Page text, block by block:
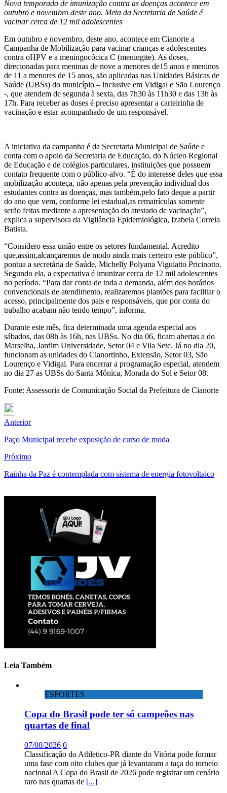
Nova temporada de imunização contra as doenças acontece em
outubro e novembro deste ano. Meta da Secretaria de Saúde é
vacinar cerca de 12 mil adolescentes
Em outubro e novembro, deste ano, acontece em Cianorte a
Campanha de Mobilização para vacinar crianças e adolescentes
contra oHPV e a meningocócica C (meningite). As doses,
direcionadas para meninas de nove a menores de15 anos e meninos
de 11 a menores de 15 anos, são aplicadas nas Unidades Básicas de
Saúde (UBSs) do município – inclusive em Vidigal e São Lourenço
-, que atendem de segunda à sexta, das 7h30 às 11h30 e das 13h às
17h. Para receber as doses é preciso apresentar a carteirinha de
vacinação e estar acompanhado de um responsável.
A iniciativa da campanha é da Secretaria Municipal de Saúde e
conta com o apoio da Secretaria de Educação, do Núcleo Regional
de Educação e de colégios particulares, instituições que possuem
contato frequente com o público-alvo. “É do interesse deles que essa
mobilização aconteça, não apenas pela prevenção individual dos
estudantes contra as doenças, mas também,pelo fato deque a partir
do ano que vem, conforme lei estadual,as rematrículas somente
serão feitas mediante a apresentação do atestado de vacinação”,
explica a supervisora da Vigilância Epidemiológica, Izabela Correia
Batista.
“Considero essa união entre os setores fundamental. Acredito
que,assim,alcançaremos de modo ainda mais certeiro este público”,
pontua a secretária de Saúde, Michelly Polyana Viguiatto Pricinotto.
Segundo ela, a expectativa é imunizar cerca de 12 mil adolescentes
no período. “Para dar conta de toda a demanda, além dos horários
convencionais de atendimento, realizaremos plantões para facilitar o
acesso, principalmente dos pais e responsáveis, que por conta do
trabalho acabam não tendo tempo”, informa.
Durante este mês, fica determinada uma agenda especial aos
sábados, das 08h às 16h, nas UBSs. No dia 06, ficam abertas a do
Marselha, Jardim Universidade, Setor 04 e Vila Sete. Já no dia 20,
funcionam as unidades do Cianortinho, Extensão, Setor 03, São
Lourenço e Vidigal. Para encerrar a programação especial, atendem
no dia 27 as UBSs do Santa Mônica, Morada do Sol e Setor 08.
Fonte: Assessoria de Comunicação Social da Prefeitura de Cianorte
Anterior
Paço Municipal recebe exposição de curso de moda
Próximo
Rainha da Paz é contemplada com sistema de energia fotovoltaico
Leia Também
ESPORTES
Copa do Brasil pode ter só campeões nas
quartas de final
07/08/2026 0
Classificação do Athletico-PR diante do Vitória pode formar
uma fase com oito clubes que já levantaram a taça do torneio
nacional A Copa do Brasil de 2026 pode registrar um cenário
raro nas quartas de [...]